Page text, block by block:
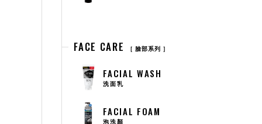
FACE CARE 臉部系列
FACIAL WASH
洗面乳
FACIAL FOAM
泡洗顏